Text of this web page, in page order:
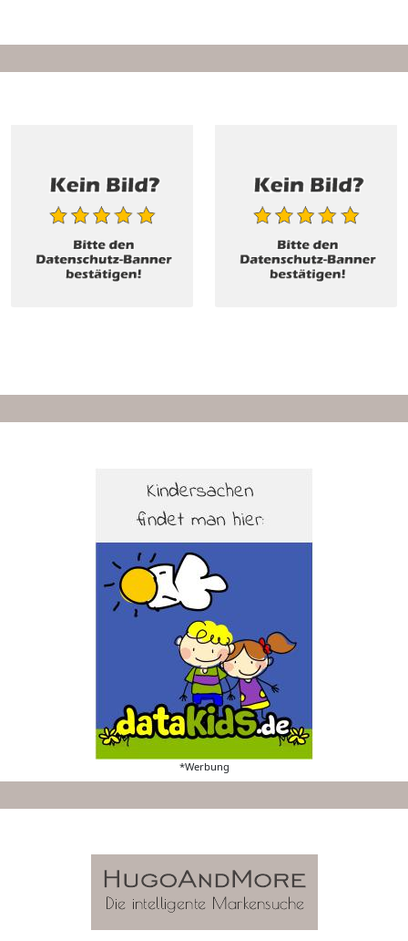
*Werbung